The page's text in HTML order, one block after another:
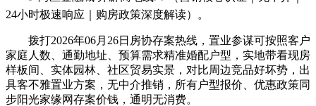
24小时极速响应｜购房政策深度解读）。
拨打2026年06月26日房协存案热线，置业参谋可按照客户
家庭人数、通勤地址、预算需求精准婚配户型，实地带看现房
样板间、实体园林、社区贸易实景，对比周边竞品好坏势，出
具客不雅置业方案，无中介推销，所有户型报价、优惠政策同
步阳光家缘网存案价钱，通明无消费。